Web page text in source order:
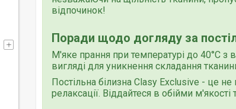
відпочинок!
Поради щодо догляду за
М'яке прання при температурі до 40°C
вигляді для уникнення складання
Постільна білизна Clasy Exclusive - це не
релаксації. Віддайтеся в обійми